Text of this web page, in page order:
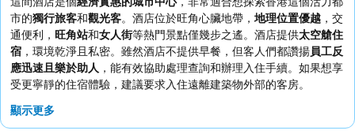
市的獨行旅客和觀光客。酒店位於旺角心臟地帶， 地理位置優越 ，交
通便利， 旺角站和女人街等熱門景點僅幾步之遙。酒店提供太空艙住
宿 ，環境乾淨且私密。雖然酒店不提供早餐，但客人們都讚揚員工反
應迅速且樂於助人 ，能有效協助處理查詢和辦理入住手續。如果想享
受更寧靜的住宿體驗，建議要求入住遠離建築物外部的客房。
顯示更多